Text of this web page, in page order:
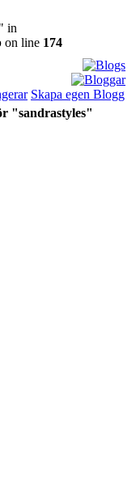
in
on line 174
Skapa egen Blogg
"sandrastyles"